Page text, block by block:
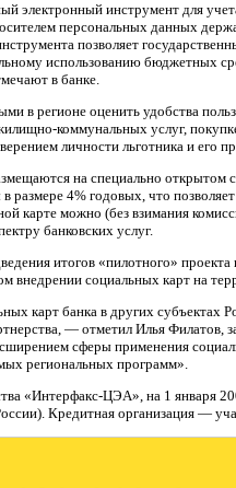
электронный инструмент для
персональных данных
позволяет
использованию бюджетных
в банке.
в регионе оценить удобства
коммунальных услуг,
личности льготника и его
на специально открытом
размере 4% годовых, что
карте можно (без взимания
банковских услуг.
итогов «пилотного»
внедрении социальных карт на
карт банка в других
— отметил Илья
сферы применения
региональных программ».
«Интерфакс-ЦЭА», на 1 января
Кредитная организация —